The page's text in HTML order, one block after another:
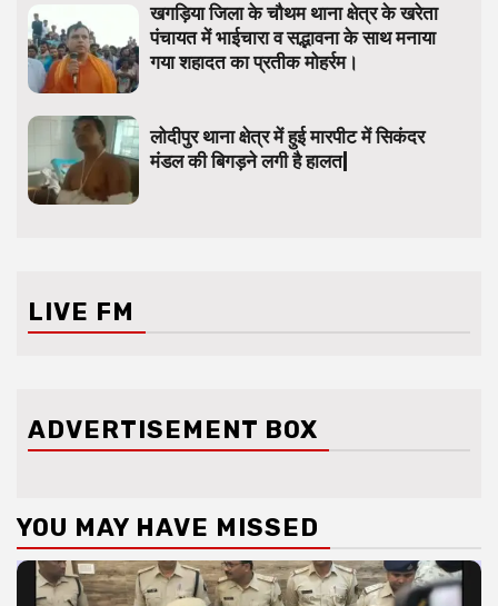
खगड़िया जिला के चौथम थाना क्षेत्र के खरेता
पंचायत में भाईचारा व सद्भावना के साथ मनाया
गया शहादत का प्रतीक मोहर्रम।
लोदीपुर थाना क्षेत्र में हुई मारपीट में सिकंदर
मंडल की बिगड़ने लगी है हालत|
LIVE FM
ADVERTISEMENT BOX
YOU MAY HAVE MISSED